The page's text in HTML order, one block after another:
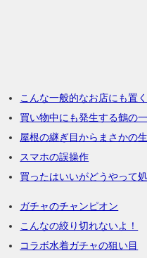
こんな一般的なお店にも置
買い物中にも発生する鶴の
屋根の継ぎ目からまさかの
スマホの誤操作
買ったはいいがどうやって
ガチャのチャンピオン
こんなの絞り切れないよ！
コラボ水着ガチャの狙い目